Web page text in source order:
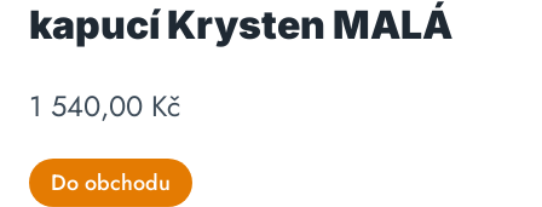
kapucí Krysten MALÁ
1 540,00 Kč
Do obchodu